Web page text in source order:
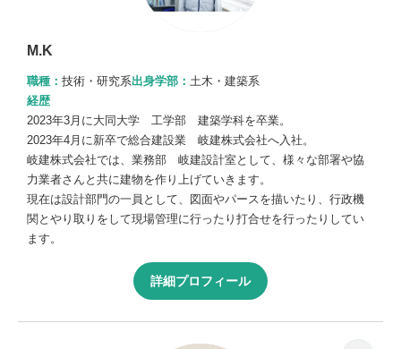
M.K
職種： 技術・研究系出身学部： 土木・建築系
経歴
2023年3月に大同大学 工学部 建築学科を卒業。
2023年4月に新卒で総合建設業 岐建株式会社へ入社。
岐建株式会社では、業務部 岐建設計室として、様々な部署や協
力業者さんと共に建物を作り上げていきます。
現在は設計部門の一員として、図面やパースを描いたり、行政機
関とやり取りをして現場管理に行ったり打合せを行ったりしてい
ます。
詳細プロフィール